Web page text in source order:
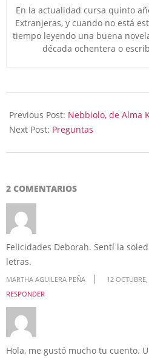
En la actualidad cursa quinto
Extranjeras, y cuando no está
tiempo leyendo una buena
década ochentera o
10-
12
Previous Post: Nebbiolo, de Alma
Next Post: Preguntas
2 COMENTARIOS
Felicidades Deborah. Sentí la
letras.
MARTHA AGUILERA PEÑA 12
RESPONDER
Hola, me gustó mucho tu cuento.